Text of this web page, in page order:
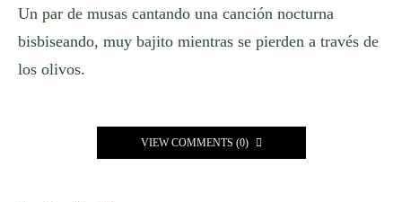
Un par de musas cantando una canción nocturna
bisbiseando, muy bajito mientras se pierden a través de
los olivos.
VIEW COMMENTS (0)